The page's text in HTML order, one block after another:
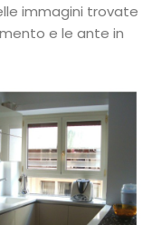
immagini trovate
e le ante in